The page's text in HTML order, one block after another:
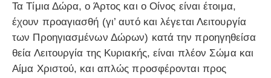
Τα Τίμια Δώρα, ο Άρτος και ο Οίνος είναι έτοιμα,
έχουν προαγιασθή (γι’ αυτό και λέγεται Λειτουργία
των Προηγιασμένων Δώρων) κατά την προηγηθείσα
θεία Λειτουργία της Κυριακής, είναι πλέον Σώμα και
Αίμα Χριστού, και απλώς προσφέρονται προς